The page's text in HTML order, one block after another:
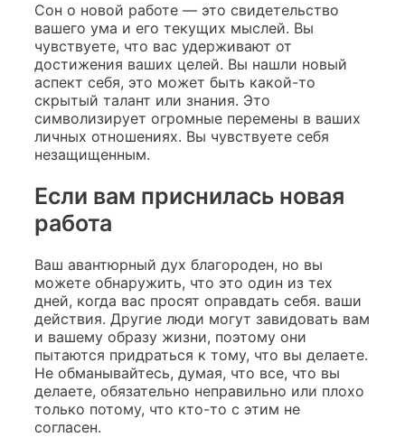
Сон о новой работе — это свидетельство
вашего ума и его текущих мыслей. Вы
чувствуете, что вас удерживают от
достижения ваших целей. Вы нашли новый
аспект себя, это может быть какой-то
скрытый талант или знания. Это
символизирует огромные перемены в ваших
личных отношениях. Вы чувствуете себя
незащищенным.
Если вам приснилась новая
работа
Ваш авантюрный дух благороден, но вы
можете обнаружить, что это один из тех
дней, когда вас просят оправдать себя. ваши
действия. Другие люди могут завидовать вам
и вашему образу жизни, поэтому они
пытаются придраться к тому, что вы делаете.
Не обманывайтесь, думая, что все, что вы
делаете, обязательно неправильно или плохо
только потому, что кто-то с этим не
согласен.